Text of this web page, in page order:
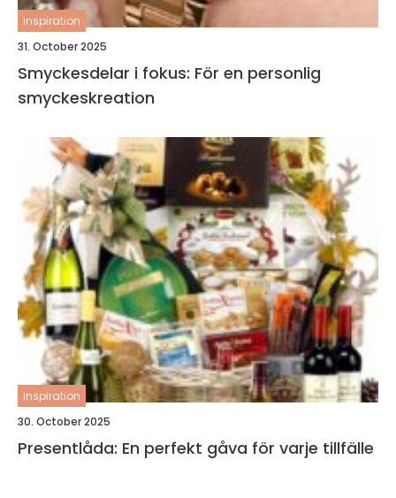
inspiration
31. October 2025
Smyckesdelar i fokus: För en personlig
smyckeskreation
inspiration
30. October 2025
Presentlåda: En perfekt gåva för varje tillfälle